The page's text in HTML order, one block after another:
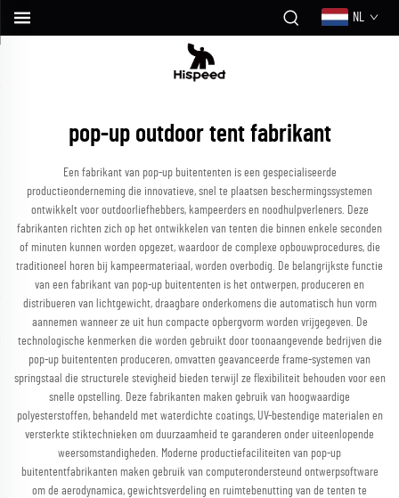
NL
pop-up outdoor tent fabrikant
Een fabrikant van pop-up buitententen is een gespecialiseerde
productieonderneming die innovatieve, snel te plaatsen beschermingssystemen
ontwikkelt voor outdoorliefhebbers, kampeerders en noodhulpverleners. Deze
fabrikanten richten zich op het ontwikkelen van tenten die binnen enkele seconden
of minuten kunnen worden opgezet, waardoor de complexe opbouwprocedures, die
traditioneel horen bij kampeermateriaal, worden overbodig. De belangrijkste functie
van een fabrikant van pop-up buitententen is het ontwerpen, produceren en
distribueren van lichtgewicht, draagbare onderkomens die automatisch hun vorm
aannemen wanneer ze uit hun compacte opbergvorm worden vrijgegeven. De
technologische kenmerken die worden gebruikt door toonaangevende bedrijven die
pop-up buitententen produceren, omvatten geavanceerde frame-systemen van
springstaal die structurele stevigheid bieden terwijl ze flexibiliteit behouden voor een
snelle opstelling. Deze fabrikanten maken gebruik van hoogwaardige
polyesterstoffen, behandeld met waterdichte coatings, UV-bestendige materialen en
versterkte stiktechnieken om duurzaamheid te garanderen onder uiteenlopende
weersomstandigheden. Moderne productiefaciliteiten van pop-up
buitententfabrikanten maken gebruik van computerondersteund ontwerpsoftware
om de aerodynamica, gewichtsverdeling en ruimtebenutting van de tenten te